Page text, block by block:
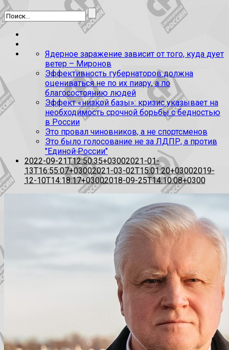
Ядерное заражение зависит от того, куда дует
ветер – Миронов
Эффективность губернаторов должна
оцениваться не по их пиару, а по
благосостоянию людей
Эффект «низкой базы»: кризис указывает на
необходимость срочной борьбы с бедностью
в России
Это провал чиновников, а не спортсменов
Это было голосование не за ЛДПР, а против
"Единой России"
2022-09-21T12:50:35+03002021-01-
13T16:55:07+03002021-03-02T15:01:20+03002019-
12-10T14:18:17+03002018-09-25T14:10:08+0300